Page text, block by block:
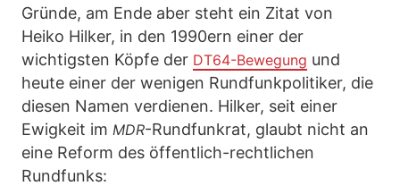
Gründe, am Ende aber steht ein Zitat von
Heiko Hilker, in den 1990ern einer der
wichtigsten Köpfe der DT64-Bewegung und
heute einer der wenigen Rundfunkpolitiker, die
diesen Namen verdienen. Hilker, seit einer
Ewigkeit im MDR-Rundfunkrat, glaubt nicht an
eine Reform des öffentlich-rechtlichen
Rundfunks: